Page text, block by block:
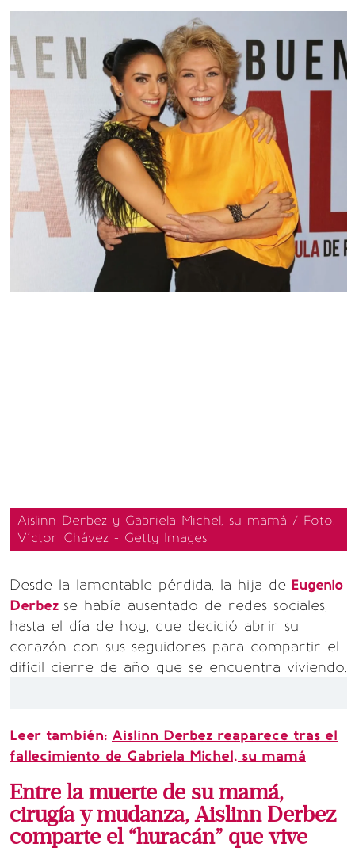
Aislinn Derbez y Gabriela Michel, su mamá / Foto:
Víctor Chávez - Getty Images
Desde la lamentable pérdida, la hija de Eugenio
Derbez se había ausentado de redes sociales,
hasta el día de hoy, que decidió abrir su
corazón con sus seguidores para compartir el
difícil cierre de año que se encuentra viviendo.
Leer también: Aislinn Derbez reaparece tras el
fallecimiento de Gabriela Michel, su mamá
Entre la muerte de su mamá,
cirugía y mudanza, Aislinn Derbez
comparte el “huracán” que vive